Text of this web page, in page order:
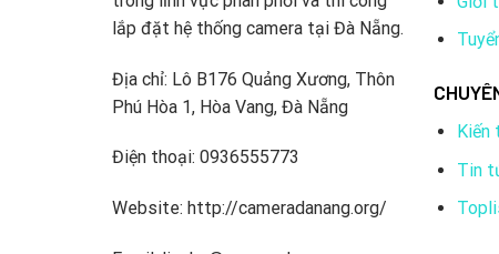
Hikvision là công ty được thành lập vào năm
chính thức từ năm 2016).
lắp đặt hệ thống camera tại Đà Nẵng.
Địa chỉ: Lô B176 Quảng Xương, Thôn
Phú Hòa 1, Hòa Vang, Đà Nẵng
Điện thoại: 0936555773
Website: http://cameradanang.org/
Kiến
Tin